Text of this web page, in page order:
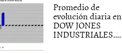
Promedio de
evolución diaria en
DOW JONES
INDUSTRIALES....